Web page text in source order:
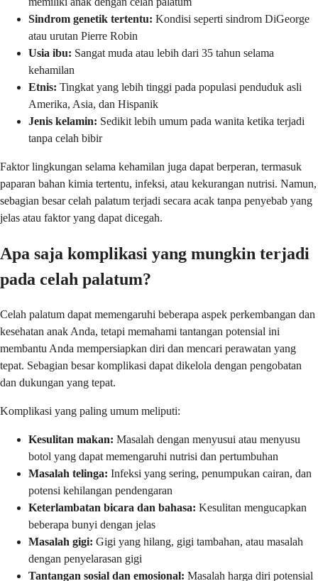
Sindrom genetik tertentu: Kondisi seperti sindrom DiGeorge
atau urutan Pierre Robin
Usia ibu: Sangat muda atau lebih dari 35 tahun selama
kehamilan
Etnis: Tingkat yang lebih tinggi pada populasi penduduk asli
Amerika, Asia, dan Hispanik
Jenis kelamin: Sedikit lebih umum pada wanita ketika terjadi
tanpa celah bibir
Faktor lingkungan selama kehamilan juga dapat berperan, termasuk
paparan bahan kimia tertentu, infeksi, atau kekurangan nutrisi. Namun,
sebagian besar celah palatum terjadi secara acak tanpa penyebab yang
jelas atau faktor yang dapat dicegah.
Apa saja komplikasi yang mungkin terjadi
pada celah palatum?
Celah palatum dapat memengaruhi beberapa aspek perkembangan dan
kesehatan anak Anda, tetapi memahami tantangan potensial ini
membantu Anda mempersiapkan diri dan mencari perawatan yang
tepat. Sebagian besar komplikasi dapat dikelola dengan pengobatan
dan dukungan yang tepat.
Komplikasi yang paling umum meliputi:
Kesulitan makan: Masalah dengan menyusui atau menyusu
botol yang dapat memengaruhi nutrisi dan pertumbuhan
Masalah telinga: Infeksi yang sering, penumpukan cairan, dan
potensi kehilangan pendengaran
Keterlambatan bicara dan bahasa: Kesulitan mengucapkan
beberapa bunyi dengan jelas
Masalah gigi: Gigi yang hilang, gigi tambahan, atau masalah
dengan penyelarasan gigi
Tantangan sosial dan emosional: Masalah harga diri potensial